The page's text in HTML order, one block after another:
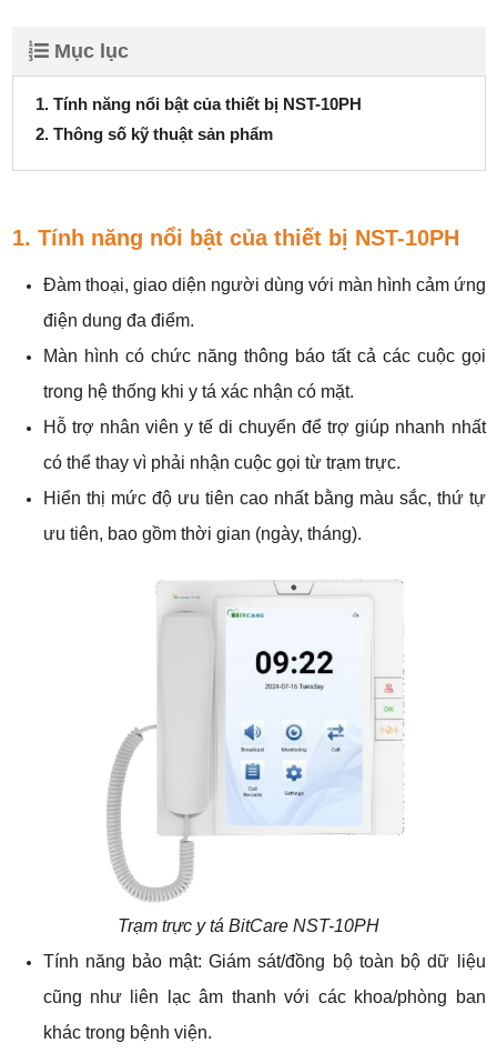
Mục lục
1. Tính năng nổi bật của thiết bị NST-10PH
2. Thông số kỹ thuật sản phẩm
1. Tính năng nổi bật của thiết bị NST-10PH
Đàm thoại, giao diện người dùng với màn hình cảm ứng
điện dung đa điểm.
Màn hình có chức năng thông báo tất cả các cuộc gọi
trong hệ thống khi y tá xác nhận có mặt.
Hỗ trợ nhân viên y tế di chuyển để trợ giúp nhanh nhất
có thể thay vì phải nhận cuộc gọi từ trạm trực.
Hiển thị mức độ ưu tiên cao nhất bằng màu sắc, thứ tự
ưu tiên, bao gồm thời gian (ngày, tháng).
Trạm trực y tá BitCare NST-10PH
Tính năng bảo mật: Giám sát/đồng bộ toàn bộ dữ liệu
cũng như liên lạc âm thanh với các khoa/phòng ban
khác trong bệnh viện.